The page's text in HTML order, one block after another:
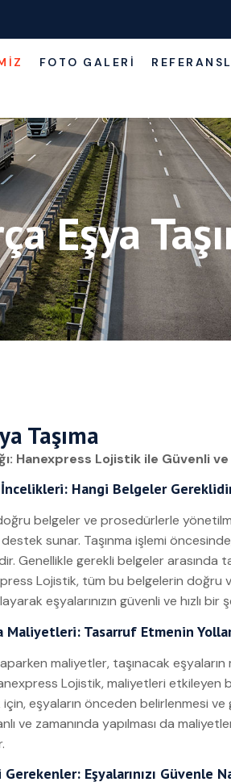
FOTO GALERI
Eşya
Taşıma
Hanexpress Lojistik ile Güvenli
İncelikleri: Hangi Belgeler
doğru belgeler ve prosedürlerle
sunar. Taşınma işlemi
Genellikle gerekli belgeler arasında
Lojistik, tüm bu belgelerin doğru
eşyalarınızın güvenli ve hızlı
Maliyetleri: Tasarruf Etmenin
maliyetler, taşınacak
Lojistik, maliyetleri etkileyen
eşyaların önceden belirlenmesi ve
ve zamanında yapılması da
Eşyalarınızı Güvenle